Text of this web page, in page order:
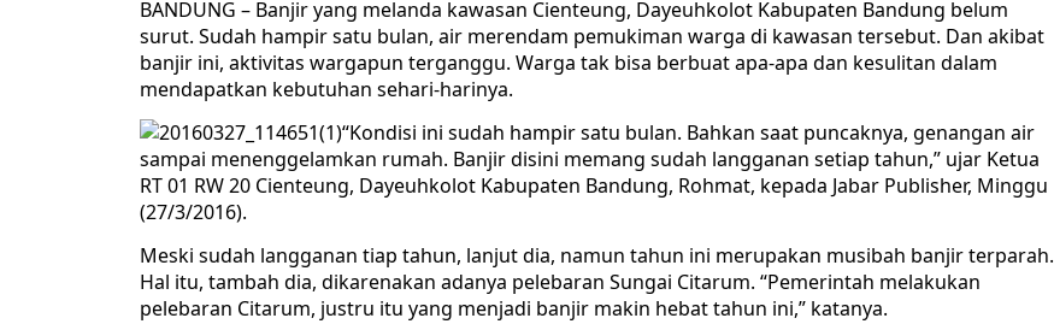
BANDUNG – Banjir yang melanda kawasan Cienteung, Dayeuhkolot Kabupaten Bandung belum
surut. Sudah hampir satu bulan, air merendam pemukiman warga di kawasan tersebut. Dan akibat
banjir ini, aktivitas wargapun terganggu. Warga tak bisa berbuat apa-apa dan kesulitan dalam
mendapatkan kebutuhan sehari-harinya.
“Kondisi ini sudah hampir satu bulan. Bahkan saat puncaknya, genangan air
sampai menenggelamkan rumah. Banjir disini memang sudah langganan setiap tahun,” ujar Ketua
RT 01 RW 20 Cienteung, Dayeuhkolot Kabupaten Bandung, Rohmat, kepada Jabar Publisher, Minggu
(27/3/2016).
Meski sudah langganan tiap tahun, lanjut dia, namun tahun ini merupakan musibah banjir terparah.
Hal itu, tambah dia, dikarenakan adanya pelebaran Sungai Citarum. “Pemerintah melakukan
pelebaran Citarum, justru itu yang menjadi banjir makin hebat tahun ini,” katanya.